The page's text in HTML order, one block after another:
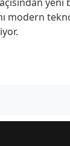
modern